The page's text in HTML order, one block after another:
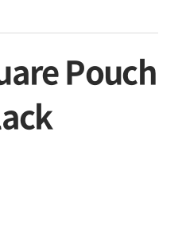
Pouch